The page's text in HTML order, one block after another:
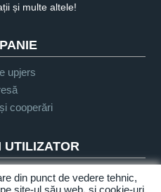
și multe altele!
upjers
cooperări
UTILIZATOR
din punct de vedere tehnic,
site-ul său web, și cookie-uri